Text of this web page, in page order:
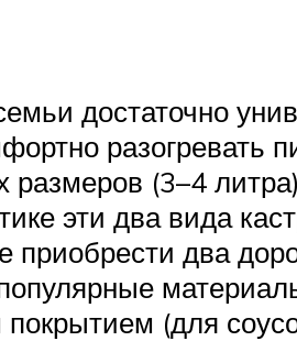
достаточно
разогревать
(3–4
эти два вида
приобрести два
покрытием (для